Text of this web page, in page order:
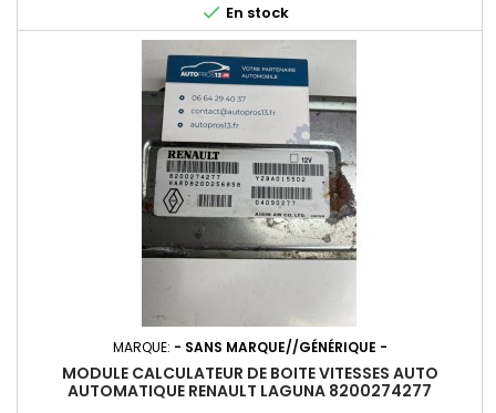
 En stock
MARQUE: - SANS MARQUE//GÉNÉRIQUE -
MODULE CALCULATEUR DE BOITE VITESSES AUTO
AUTOMATIQUE RENAULT LAGUNA 8200274277